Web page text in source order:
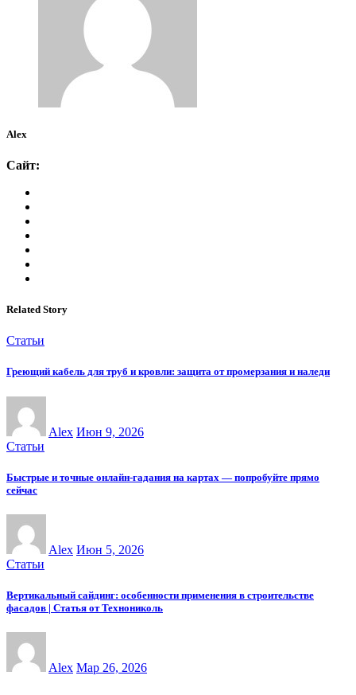
Alex
Сайт:
Related Story
Статьи
Греющий кабель для труб и кровли: защита от промерзания и наледи
Alex Июн 9, 2026
Статьи
Быстрые и точные онлайн-гадания на картах — попробуйте прямо
сейчас
Alex Июн 5, 2026
Статьи
Вертикальный сайдинг: особенности применения в строительстве
фасадов | Статья от Технониколь
Alex Мар 26, 2026